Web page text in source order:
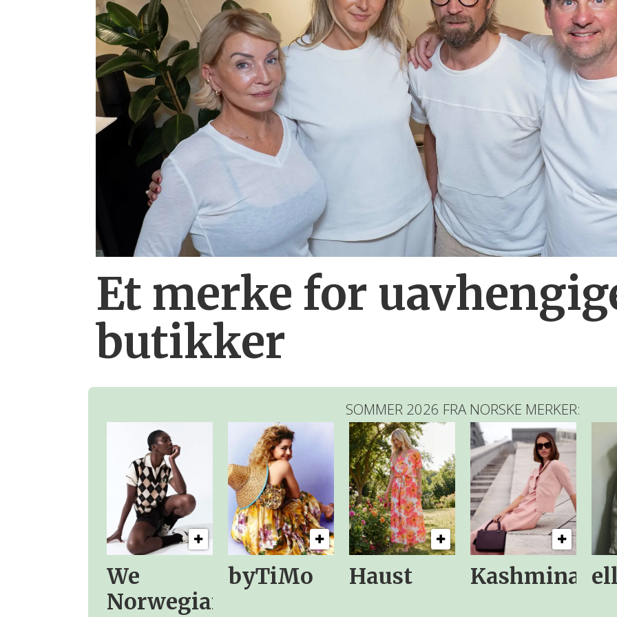
Et merke for
butikker
SOMMER 2026 FRA NORSKE MERKER:
We
Norwegians
byTiMo Haust Kashmina